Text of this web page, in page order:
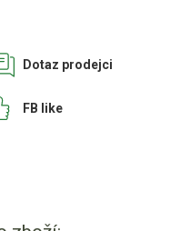
Dotaz prodejci
FB like